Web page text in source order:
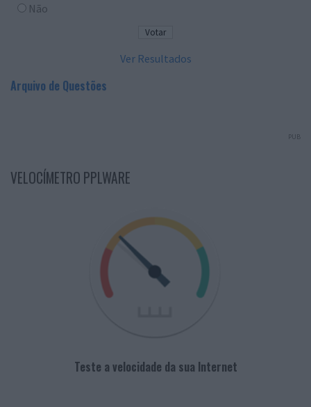
Não
Ver Resultados
Arquivo de Questões
PUB
VELOCÍMETRO PPLWARE
Teste a velocidade da sua Internet